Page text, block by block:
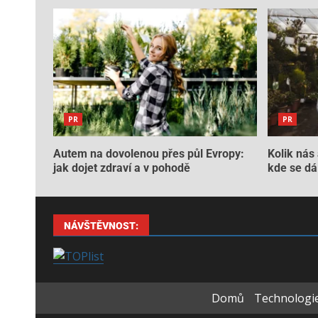
PR
Autem na dovolenou přes půl Evropy:
jak dojet zdraví a v pohodě
PR
Kolik nás
kde se
NÁVŠTĚVNOST:
Domů